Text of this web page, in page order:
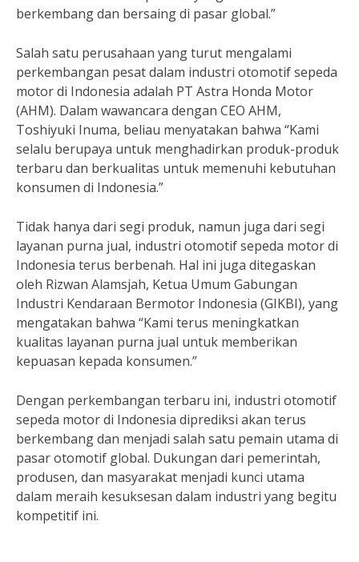
berkembang dan bersaing di pasar global.”
Salah satu perusahaan yang turut mengalami
perkembangan pesat dalam industri otomotif sepeda
motor di Indonesia adalah PT Astra Honda Motor
(AHM). Dalam wawancara dengan CEO AHM,
Toshiyuki Inuma, beliau menyatakan bahwa “Kami
selalu berupaya untuk menghadirkan produk-produk
terbaru dan berkualitas untuk memenuhi kebutuhan
konsumen di Indonesia.”
Tidak hanya dari segi produk, namun juga dari segi
layanan purna jual, industri otomotif sepeda motor di
Indonesia terus berbenah. Hal ini juga ditegaskan
oleh Rizwan Alamsjah, Ketua Umum Gabungan
Industri Kendaraan Bermotor Indonesia (GIKBI), yang
mengatakan bahwa “Kami terus meningkatkan
kualitas layanan purna jual untuk memberikan
kepuasan kepada konsumen.”
Dengan perkembangan terbaru ini, industri otomotif
sepeda motor di Indonesia diprediksi akan terus
berkembang dan menjadi salah satu pemain utama di
pasar otomotif global. Dukungan dari pemerintah,
produsen, dan masyarakat menjadi kunci utama
dalam meraih kesuksesan dalam industri yang begitu
kompetitif ini.